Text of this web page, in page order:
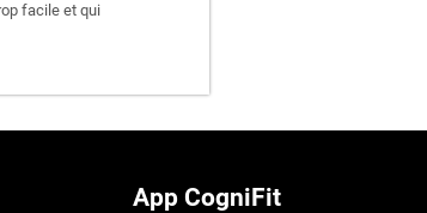
facile et qui
App CogniFit